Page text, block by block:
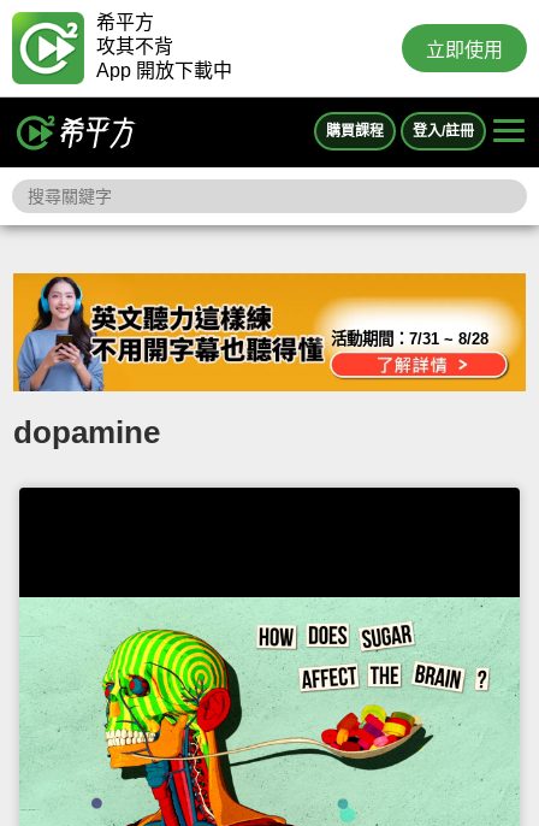
希平方
攻其不背
App 開放下載中
立即使用
購買課程 登入/註冊
活動期間：7/31 ~ 8/28
dopamine